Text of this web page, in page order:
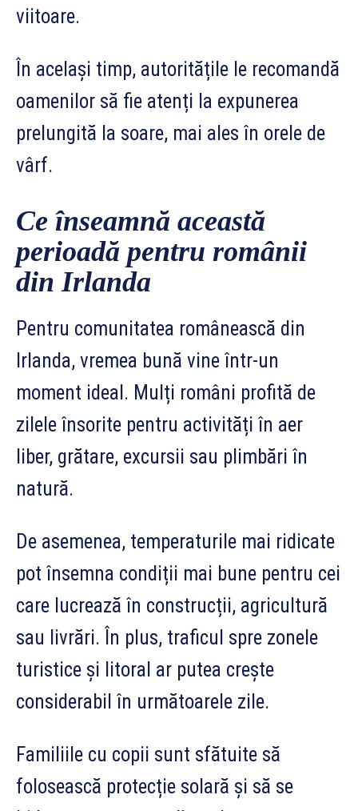
viitoare.
În același timp, autoritățile le recomandă
oamenilor să fie atenți la expunerea
prelungită la soare, mai ales în orele de
vârf.
Ce înseamnă această
perioadă pentru românii
din Irlanda
Pentru comunitatea românească din
Irlanda, vremea bună vine într-un
moment ideal. Mulți români profită de
zilele însorite pentru activități în aer
liber, grătare, excursii sau plimbări în
natură.
De asemenea, temperaturile mai ridicate
pot însemna condiții mai bune pentru cei
care lucrează în construcții, agricultură
sau livrări. În plus, traficul spre zonele
turistice și litoral ar putea crește
considerabil în următoarele zile.
Familiile cu copii sunt sfătuite să
folosească protecție solară și să se